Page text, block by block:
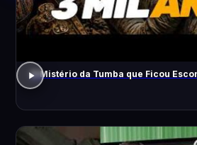
O Mistério da Tumba que Ficou